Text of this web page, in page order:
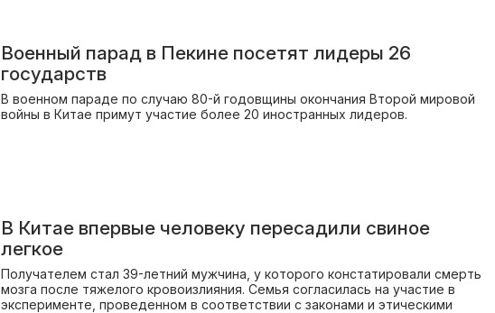
Военный парад в Пекине посетят лидеры 26
государств
В военном параде по случаю 80-й годовщины окончания Второй мировой
войны в Китае примут участие более 20 иностранных лидеров.
В Китае впервые человеку пересадили свиное
легкое
Получателем стал 39-летний мужчина, у которого констатировали смерть
мозга после тяжелого кровоизлияния. Семья согласилась на участие в
эксперименте, проведенном в соответствии с законами и этическими